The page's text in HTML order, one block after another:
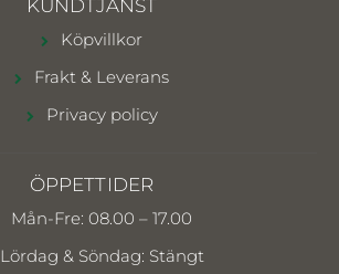
KUNDTJÄNST
Köpvillkor
Frakt & Leverans
Privacy policy
ÖPPETTIDER
Mån-Fre: 08.00 – 17.00
Lördag & Söndag: Stängt